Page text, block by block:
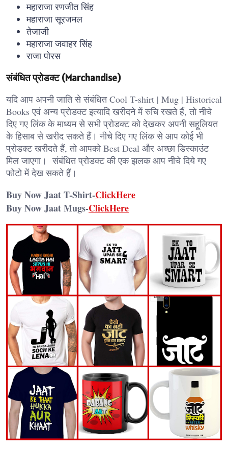
महाराजा रणजीत सिंह
महाराजा सूरजमल
तेजाजी
महाराजा जवाहर सिंह
राजा पोरस
संबंधित प्रोडक्ट (Marchandise)
यदि आप अपनी जाति से संबंधित Cool T-shirt | Mug | Historical
Books एवं अन्य प्रोडक्ट इत्यादि खरीदने में रुचि रखते हैं, तो नीचे
दिए गए लिंक के माध्यम से सभी प्रोडक्ट को देखकर अपनी सहूलियत
के हिसाब से खरीद सकते हैं। नीचे दिए गए लिंक से आप कोई भी
प्रोडक्ट खरीदते हैं, तो आपको Best Deal और अच्छा डिस्काउंट
मिल जाएगा। संबंधित प्रोडक्ट की एक झलक आप नीचे दिये गए
फोटो में देख सकते हैं।
Buy Now Jaat T-Shirt-ClickHere
Buy Now Jaat Mugs-ClickHere